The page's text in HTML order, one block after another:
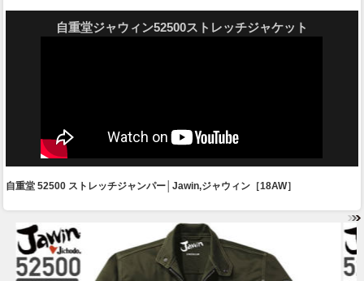
自重堂ジャウィン52500ストレッチジャケット
自重堂 52500 ストレッチジャンパー│Jawin,ジャウィン［18AW］